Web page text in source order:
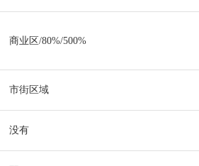
商业区/80%/500%
市街区域
没有